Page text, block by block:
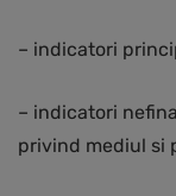
– indicatori
– indicatori
privind mediul si